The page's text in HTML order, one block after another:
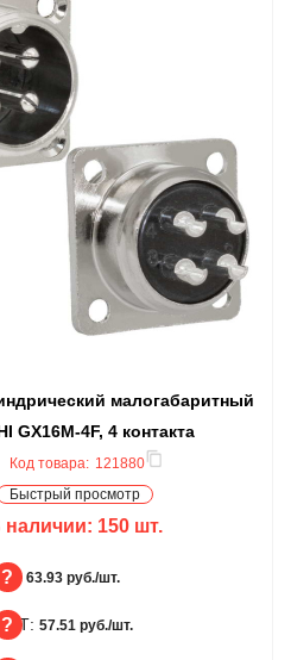
малогабаритный
GX16M-4F, 4 контакта
Код товара: 121880
Быстрый просмотр
наличии: 150 шт.
63.93 руб./шт.
57.51 руб./шт.